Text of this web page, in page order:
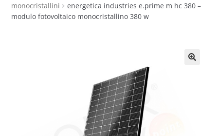
Cart
monocristallini
energetica industries e.prime m hc 380 –
modulo fotovoltaico monocristallino 380 w